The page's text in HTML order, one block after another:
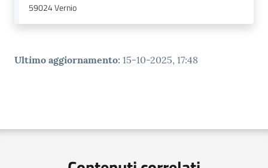
59024Vernio
Ultimo aggiornamento: 15-10-2025, 17:48